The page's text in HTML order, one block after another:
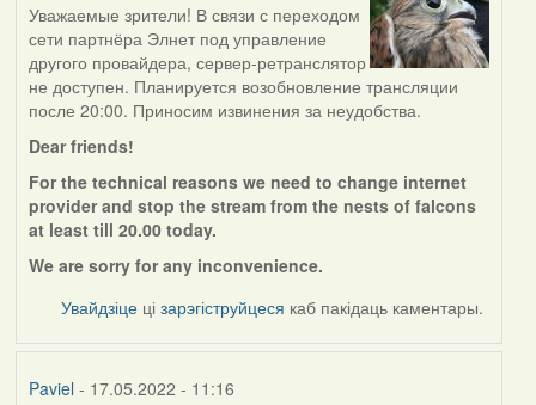
Уважаемые зрители! В связи с переходом
сети партнёра Элнет под управление
другого провайдера, сервер-ретранслятор
не доступен. Планируется возобновление трансляции
после 20:00. Приносим извинения за неудобства.
Dear friends!
For the technical reasons we need to change internet
provider and stop the stream from the nests of falcons
at least till 20.00 today.
We are sorry for any inconvenience.
Увайдзіце цізарэгіструйцеся каб пакідаць каментары.
Paviel - 17.05.2022 - 11:16